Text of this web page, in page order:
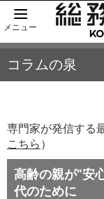
メニュー
コラムの泉
専門家が発信する
こちら ）
高齢の親が“安
代のために